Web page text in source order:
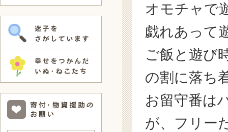
オモチャで
戯れあって
ご飯と遊び
の割に落ち
お留守番は
が、フリー